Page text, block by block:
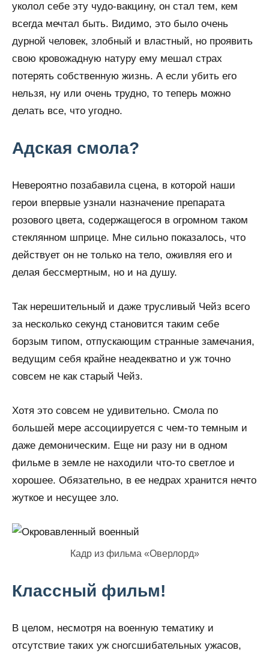
уколол себе эту чудо-вакцину, он стал тем, кем
всегда мечтал быть. Видимо, это было очень
дурной человек, злобный и властный, но проявить
свою кровожадную натуру ему мешал страх
потерять собственную жизнь. А если убить его
нельзя, ну или очень трудно, то теперь можно
делать все, что угодно.
Адская смола?
Невероятно позабавила сцена, в которой наши
герои впервые узнали назначение препарата
розового цвета, содержащегося в огромном таком
стеклянном шприце. Мне сильно показалось, что
действует он не только на тело, оживляя его и
делая бессмертным, но и на душу.
Так нерешительный и даже трусливый Чейз всего
за несколько секунд становится таким себе
борзым типом, отпускающим странные замечания,
ведущим себя крайне неадекватно и уж точно
совсем не как старый Чейз.
Хотя это совсем не удивительно. Смола по
большей мере ассоциируется с чем-то темным и
даже демоническим. Еще ни разу ни в одном
фильме в земле не находили что-то светлое и
хорошее. Обязательно, в ее недрах хранится нечто
жуткое и несущее зло.
Кадр из фильма «Оверлорд»
Классный фильм!
В целом, несмотря на военную тематику и
отсутствие таких уж сногсшибательных ужасов,